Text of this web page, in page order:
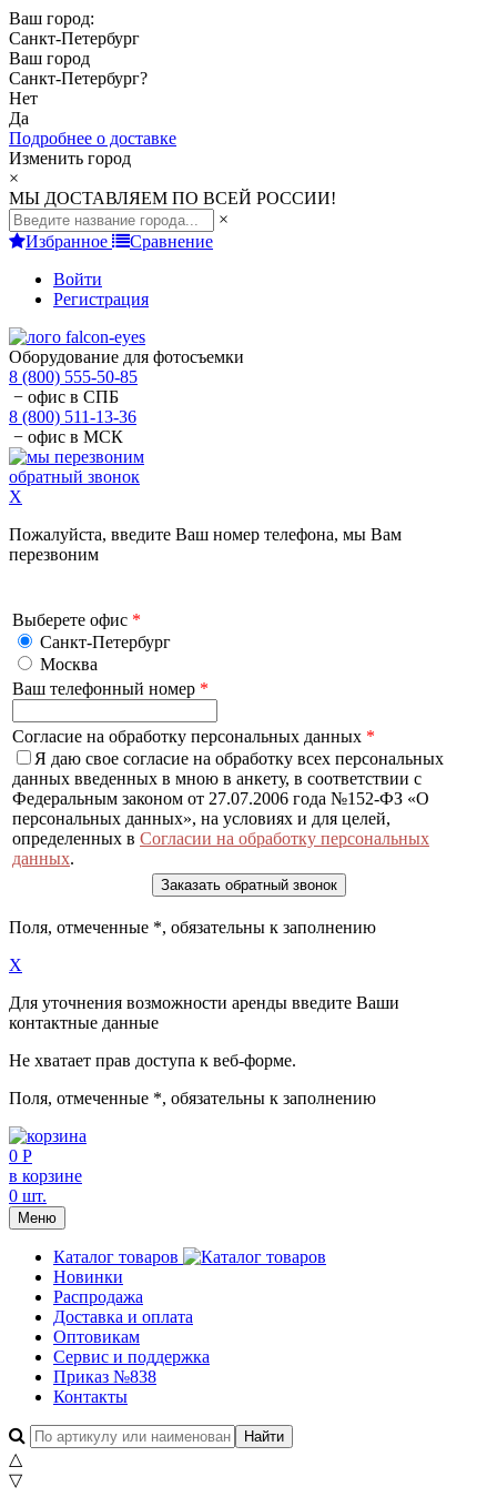
Ваш город:
Санкт-Петербург
Ваш город
Санкт-Петербург?
Нет
Да
Подробнее о доставке
Изменить город
×
МЫ ДОСТАВЛЯЕМ ПО ВСЕЙ РОССИИ!
×
Избранное
Сравнение
Войти
Регистрация
Оборудование для фотосъемки
8 (800) 555-50-85
− офис в СПБ
8 (800) 511-13-36
− офис в МСК
обратный звонок
X
Пожалуйста, введите Ваш номер телефона, мы Вам
перезвоним
Выберете офис *
Санкт-Петербург
Москва
Ваш телефонный номер *
Согласие на обработку персональных данных *
Я даю свое согласие на обработку всех персональных
данных введенных в мною в анкету, в соответствии с
Федеральным законом от 27.07.2006 года №152-ФЗ «О
персональных данных», на условиях и для целей,
определенных в Согласии на обработку персональных
данных.
Поля, отмеченные *, обязательны к заполнению
X
Для уточнения возможности аренды введите Ваши
контактные данные
Не хватает прав доступа к веб-форме.
Поля, отмеченные *, обязательны к заполнению
0 Р
в корзине
0 шт.
Меню
Каталог товаров
Новинки
Распродажа
Доставка и оплата
Оптовикам
Сервис и поддержка
Приказ №838
Контакты
△
▽